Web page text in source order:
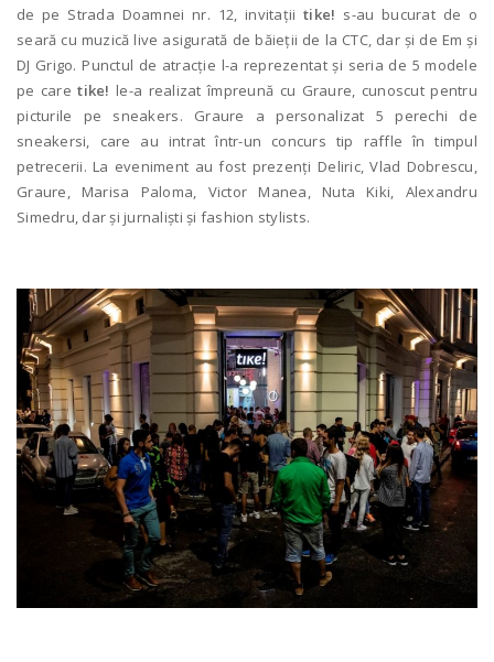
de pe Strada Doamnei nr. 12, invitațiitike! s-au bucurat de o
seară cu muzică live asigurată de băieții de la CTC, dar și de Em și
DJ Grigo. Punctul de atracție l-a reprezentat și seria de 5 modele
pe caretike! le-a realizat împreună cu Graure, cunoscut pentru
picturile pe sneakers. Graure a personalizat 5 perechi de
sneakersi, care au intrat într-un concurs tip raffle în timpul
petrecerii. La eveniment au fost prezenți Deliric, Vlad Dobrescu,
Graure, Marisa Paloma, Victor Manea, Nuta Kiki, Alexandru
Simedru, dar și jurnaliști și fashion stylists.